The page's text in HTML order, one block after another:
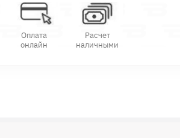
Оплата
онлайн
Расчет
наличными